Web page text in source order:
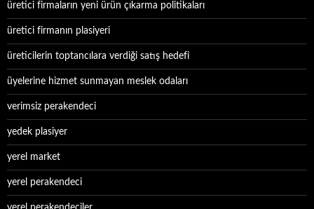
üretici firmaların yeni ürün çıkarma politikaları
üretici firmanın plasiyeri
üreticilerin toptancılara verdiği satış hedefi
üyelerine hizmet sunmayan meslek odaları
verimsiz perakendeci
yedek plasiyer
yerel market
yerel perakendeci